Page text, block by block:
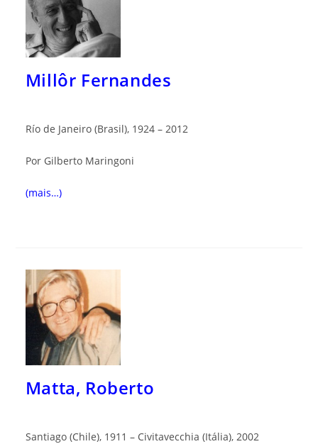
Millôr Fernandes
Río de Janeiro (Brasil), 1924 – 2012
Por Gilberto Maringoni
(mais…)
Matta, Roberto
Santiago (Chile), 1911 – Civitavecchia (Itália), 2002